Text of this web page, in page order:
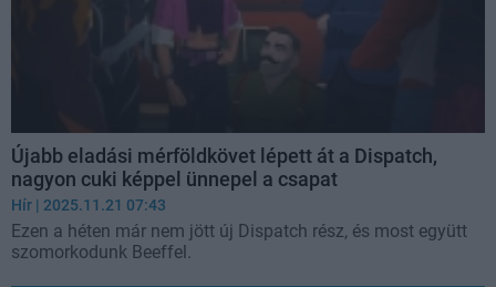
Újabb eladási mérföldkövet lépett át a Dispatch,
nagyon cuki képpel ünnepel a csapat
Hír | 2025.11.21 07:43
Ezen a héten már nem jött új Dispatch rész, és most együtt
szomorkodunk Beeffel.